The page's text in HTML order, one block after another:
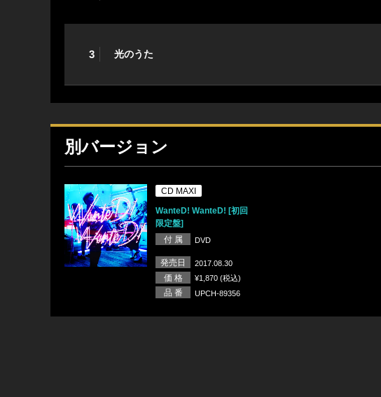
3 光のうた
別バージョン
CD MAXI
WanteD! WanteD! [初回
限定盤]
付 属
DVD
発売日 2017.08.30
価 格 ¥1,870 (税込)
品 番 UPCH-89356